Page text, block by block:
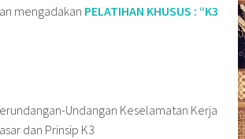
mengadakan PELATIHAN KHUSUS : “K3
Undangan Keselamatan Kerja
dan Prinsip K3